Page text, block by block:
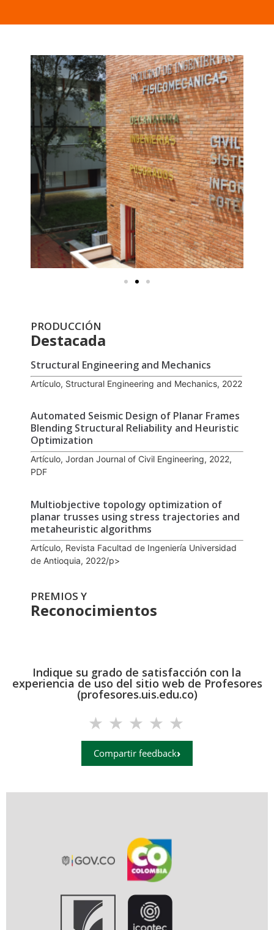
PRODUCCIÓN
Destacada
Structural Engineering and Mechanics
Artículo, Structural Engineering and Mechanics, 2022
Automated Seismic Design of Planar Frames
Blending Structural Reliability and Heuristic
Optimization
Artículo, Jordan Journal of Civil Engineering, 2022,
PDF
Multiobjective topology optimization of
planar trusses using stress trajectories and
metaheuristic algorithms
Artículo, Revista Facultad de Ingeniería Universidad
de Antioquia, 2022/p>
PREMIOS Y
Reconocimientos
Indique su grado de satisfacción con la
experiencia de uso del sitio web de Profesores
(profesores.uis.edu.co)